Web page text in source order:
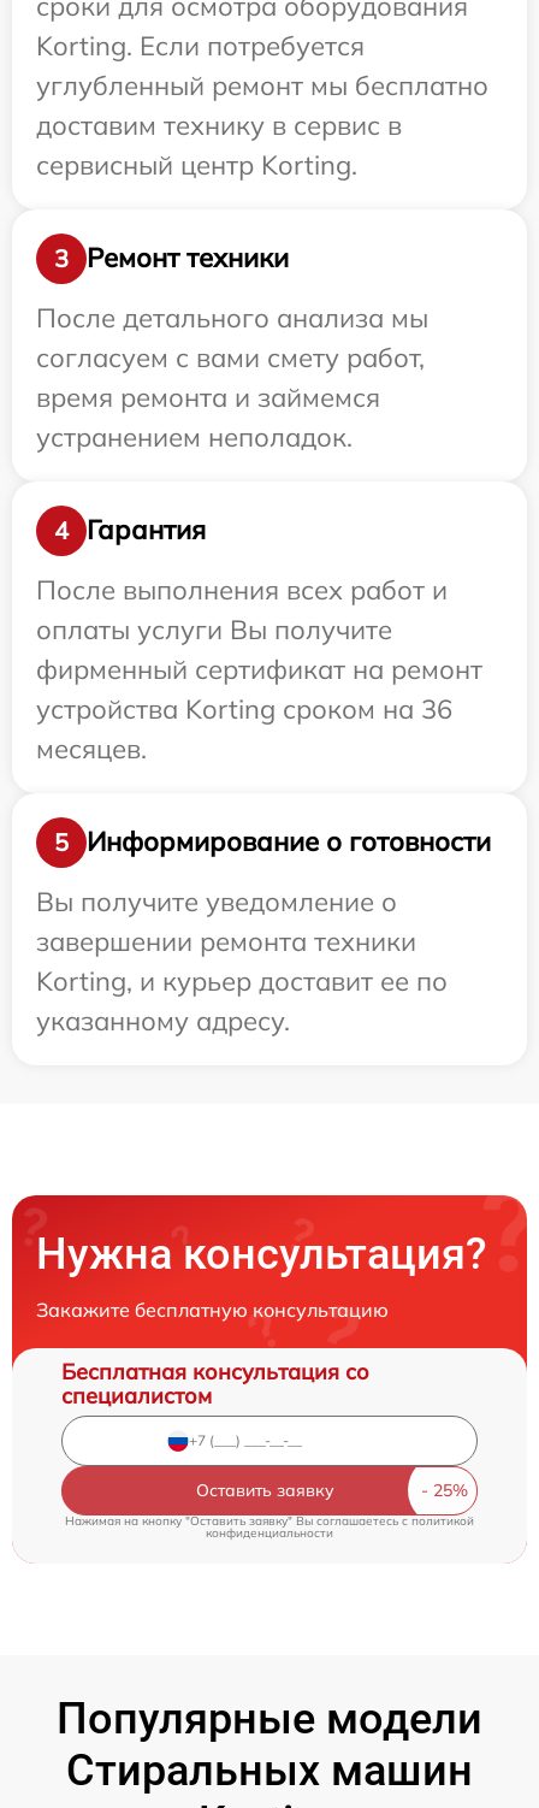
Korting. Если потребуется
углубленный ремонт мы бесплатно
доставим технику в сервис в
сервисный центр Korting.
3
Ремонт техники
После детального анализа мы
согласуем с вами смету работ,
время ремонта и займемся
устранением неполадок.
4
Гарантия
После выполнения всех работ и
оплаты услуги Вы получите
фирменный сертификат на ремонт
устройства Korting сроком на 36
месяцев.
5
Информирование о готовности
Вы получите уведомление о
завершении ремонта техники
Korting, и курьер доставит ее по
указанному адресу.
Нужна консультация?
Закажите бесплатную консультацию
Бесплатная консультация со
специалистом
Оставить заявку
Нажимая на кнопку "Оставить заявку" Вы соглашаетесь cполитикой
конфиденциальности
Популярные модели
Стиральных машин